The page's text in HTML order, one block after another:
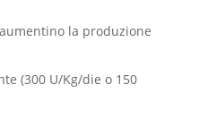
la produzione
(300 U/Kg/die o 150